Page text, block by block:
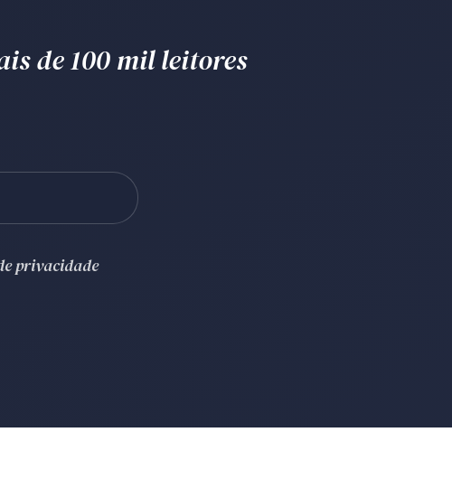
de 100 mil leitores
privacidade